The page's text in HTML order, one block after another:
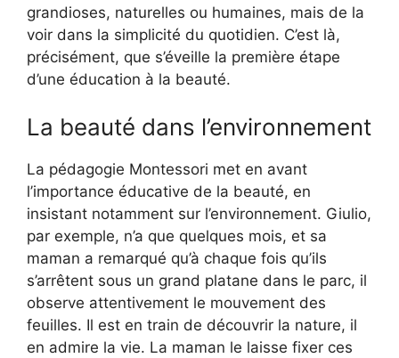
grandioses, naturelles ou humaines, mais de la
voir dans la simplicité du quotidien. C’est là,
précisément, que s’éveille la première étape
d’une éducation à la beauté.
La beauté dans l’environnement
La pédagogie Montessori met en avant
l’importance éducative de la beauté, en
insistant notamment sur l’environnement. Giulio,
par exemple, n’a que quelques mois, et sa
maman a remarqué qu’à chaque fois qu’ils
s’arrêtent sous un grand platane dans le parc, il
observe attentivement le mouvement des
feuilles. Il est en train de découvrir la nature, il
en admire la vie. La maman le laisse fixer ces